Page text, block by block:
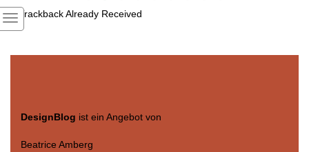
1 Trackback Already Received
DesignBlog ist ein Angebot von
Beatrice Amberg